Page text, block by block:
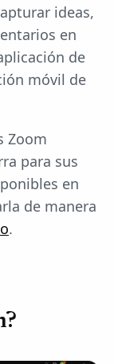
ideas,
en
de
móvil de
Zoom
para sus
en
de manera
.